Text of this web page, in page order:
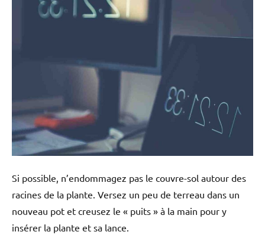
Si possible, n’endommagez pas le couvre-sol autour des
racines de la plante. Versez un peu de terreau dans un
nouveau pot et creusez le « puits » à la main pour y
insérer la plante et sa lance.